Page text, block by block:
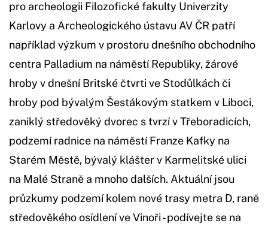
pro archeologii Filozofické fakulty Univerzity
Karlovy a Archeologického ústavu AV ČR patří
například výzkum v prostoru dnešního obchodního
centra Palladium na náměstí Republiky, žárové
hroby v dnešní Britské čtvrti ve Stodůlkách či
hroby pod bývalým Šestákovým statkem v Liboci,
zaniklý středověký dvorec s tvrzí v Třeboradicích,
podzemí radnice na náměstí Franze Kafky na
Starém Městě, bývalý klášter v Karmelitské ulici
na Malé Straně a mnoho dalších. Aktuální jsou
průzkumy podzemí kolem nové trasy metra D, raně
středověkého osídlení ve Vinoři - podívejte se na